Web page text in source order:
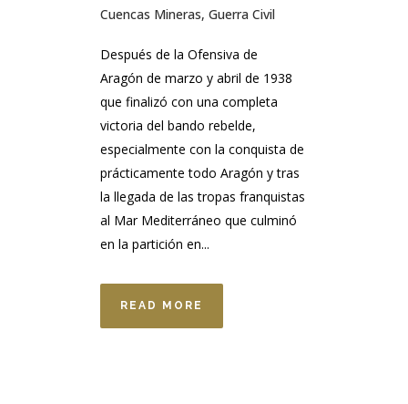
Cuencas Mineras, Guerra Civil
Después de la Ofensiva de
Aragón de marzo y abril de 1938
que finalizó con una completa
victoria del bando rebelde,
especialmente con la conquista de
prácticamente todo Aragón y tras
la llegada de las tropas franquistas
al Mar Mediterráneo que culminó
en la partición en...
READ MORE